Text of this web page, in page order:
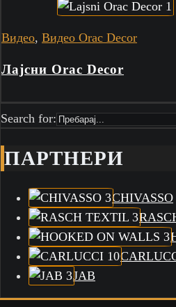
Видео, Видео Orac Decor
Лајсни Orac Decor
Search for:
ПАРТНЕРИ
CHIVASSO
JAB